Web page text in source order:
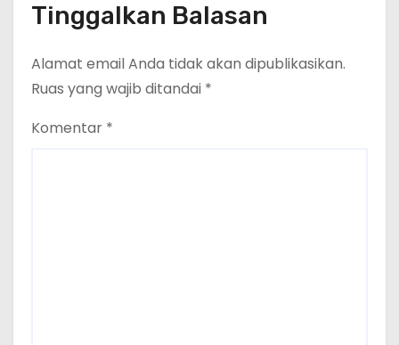
Tinggalkan Balasan
Alamat email Anda tidak akan dipublikasikan.
Ruas yang wajib ditandai *
Komentar *